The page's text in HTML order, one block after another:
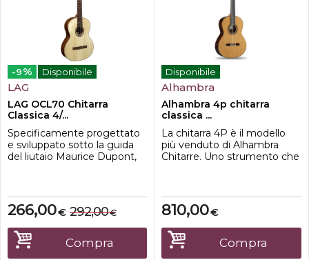
-9% Disponibile
LAG
LAG OCL70 Chitarra
Classica 4/...
Specificamente progettato
e sviluppato sotto la guida
del liutaio Maurice Dupont,
top. Questo classico è lo
strumento perfetto per i
principianti per la sua
maneggevolezza, facilità di
gioco e, naturalmente, il suo
€
266,00 €
292,00
Compra
Disponibile
Alhambra
Alhambra 4p chitarra
classica ...
La chitarra 4P è il modello
più venduto di Alhambra
Chitarre. Uno strumento che
modello della gamma che è
fatto di fondo e fasce in
palissandro indiano. Per
quanto riguarda il top, sul
modello di chitarra classica ...
€
810,00
Compra